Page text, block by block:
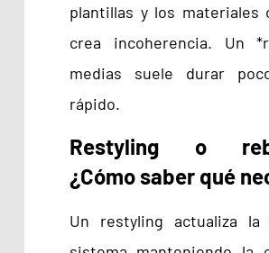
plantillas y los materiales
crea incoherencia. Un
medias suele durar
rápido.
Restyling o
¿Cómo saber qué
Un restyling actualiza